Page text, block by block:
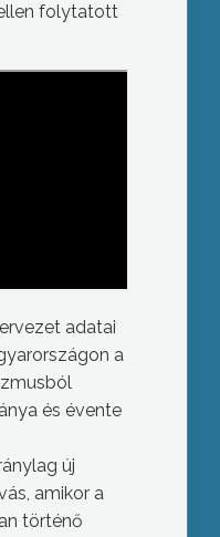
folytatott
adatai
a
és évente
új
amikor a
történő